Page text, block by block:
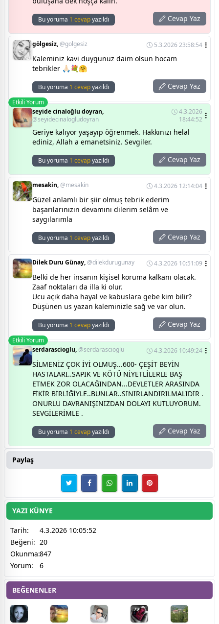
Bu yoruma 1 cevapyazıldı Cevap Yaz
gölgesiz,@golgesiz 5.3.2026 23:58:54
Kaleminiz kavi duygunuz daim olsun hocam
tebrikler 🙏🏻💐🤗
Bu yoruma 1 cevapyazıldı Cevap Yaz
Etkili Yorum
seyide cinaloğlu doyran,
@seyidecinalogludoyran
4.3.2026
18:44:52
Geriye kalıyor yaşayıp öğrenmek. Hakkınızı helal
ediniz, Allah a emanetsiniz. Sevgiler.
Bu yoruma 1 cevapyazıldı Cevap Yaz
mesakin,@mesakin 4.3.2026 12:14:04
Güzel anlamlı bir şiir olmuş tebrik ederim
başarılarınızın devamını dilerim selâm ve
saygılarımla
Bu yoruma 1 cevapyazıldı Cevap Yaz
Dilek Duru Günay,@dilekdurugunay 4.3.2026 10:51:09
Belki de her insanın kişisel koruma kalkanı olacak.
Zaaf noktaları da illa ki olur.
Ucu açık daha hayal ve kabuslara gebe kim bilir?
Düşünen us yazan kaleminizle sağ ve var olun.
Bu yoruma 1 cevapyazıldı Cevap Yaz
Etkili Yorum
serdarascioglu,@serdarascioglu 4.3.2026 10:49:24
SİLMENİZ ÇOK İYİ OLMUŞ...600- ÇEŞİT BEYİN
HASTALARI..SAPIK VE KÖTÜ NİYETLİLERLE BAŞ
ETMEK ZOR OLACAĞINDAN...DEVLETLER ARASINDA
FİKİR BİRLİĞİYLE..BUNLAR..SINIRLANDIRILMALIDIR .
ONURLU DAVRANIŞINIZDAN DOLAYI KUTLUYORUM.
SEVGİLERİMLE .
Bu yoruma 1 cevapyazıldı Cevap Yaz
Paylaş
YAZI KÜNYE
Tarih:
4.3.2026 10:05:52
Beğeni: 20
Okunma:847
Yorum:
6
BEĞENENLER